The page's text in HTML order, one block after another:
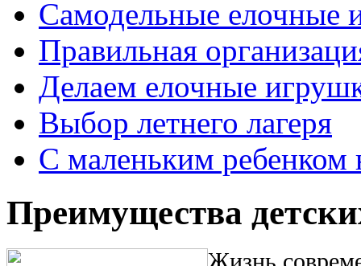
Самодельные елочные
Правильная
Делаем елочные
Выбор летнего лагеря
С маленьким ребенком
Преимущества